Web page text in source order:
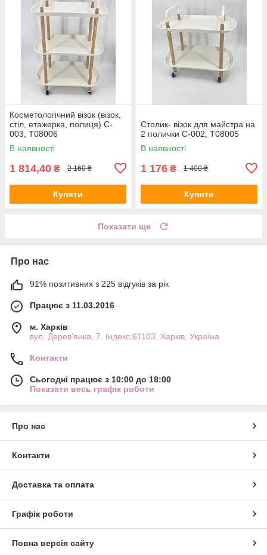
Косметологічний візок (візок,
стіл, етажерка, полиця) C-
003, Т08006
В наявності
1 814,40 ₴ 2 160 ₴
Купити
Столик- візок для майстра на
2 полички C-002, Т08005
В наявності
1 176 ₴ 1 400 ₴
Купити
Показати ще
Про нас
91% позитивних з 225 відгуків за рік
Працює з 11.03.2016
м. Харків
вул. Дерев'янка, 7. Індекс:61103, Харків, Україна
Контакти
Сьогодні працює з 10:00 до 18:00
Показати весь графік роботи
Про нас
Контакти
Доставка та оплата
Графік роботи
Повна версія сайту